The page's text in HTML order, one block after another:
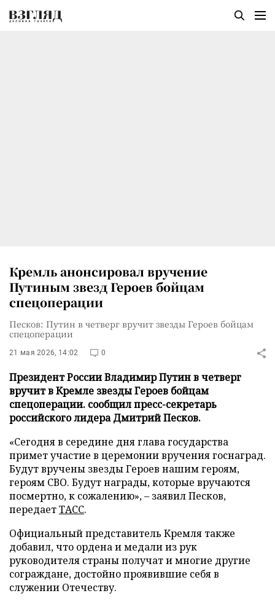
Кремль анонсировал вручение
Путиным звезд Героев бойцам
спецоперации
Песков: Путин в четверг вручит звезды Героев бойцам
спецоперации
21 мая 2026, 14:02 0
Президент России Владимир Путин в четверг
вручит в Кремле звезды Героев бойцам
спецоперации. сообщил пресс-секретарь
российского лидера Дмитрий Песков.
«Сегодня в середине дня глава государства
примет участие в церемонии вручения госнаград.
Будут вручены звезды Героев нашим героям,
героям СВО. Будут награды, которые вручаются
посмертно, к сожалению», – заявил Песков,
передаетТАСС.
Официальный представитель Кремля также
добавил, что ордена и медали из рук
руководителя страны получат и многие другие
сограждане, достойно проявившие себя в
служении Отечеству.